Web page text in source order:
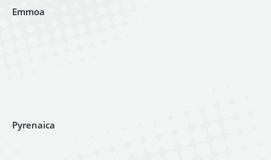
Emmoa
Pyrenaica